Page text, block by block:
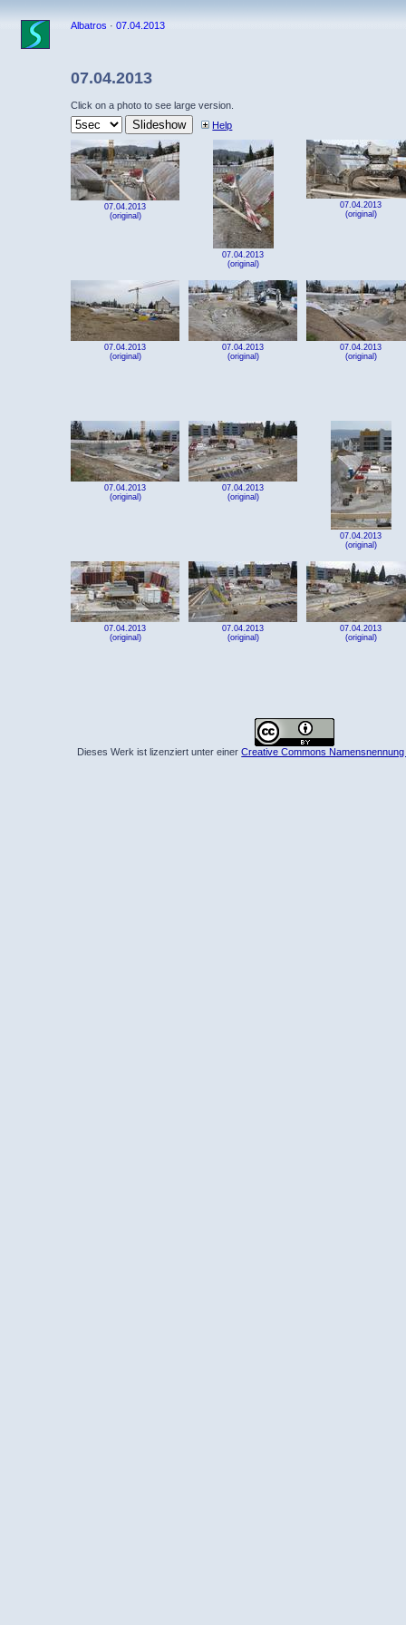
Albatros ·07.04.2013
07.04.2013
Click on a photo to see large version.
Help
07.04.2013
(original)
07.04.2013
(original)
07.04.2013
(original)
07.04.2013
(original)
07.04.2013
(original)
07.04.2013
(original)
07.04.2013
(original)
07.04.2013
(original)
07.04.2013
(original)
07.04.2013
(original)
07.04.2013
(original)
07.04.2013
(original)
Dieses Werk ist lizenziert unter einerCreative Commons